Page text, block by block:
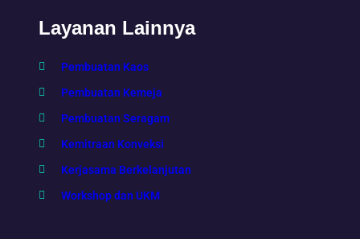
Layanan Lainnya
Pembuatan Kaos
Pembuatan Kemeja
Pembuatan Seragam
Kemitraan Konveksi
Kerjasama Berkelanjutan
Workshop dan UKM